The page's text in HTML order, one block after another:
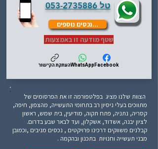
טל 053-2735886
...נכסים נוספים
שטף מודעה זו באמצעות
Facebook
WhatsAppהעתקת הקישור
הצוות שלנו מציג בפלטפורמה זו את הפרסומים של
מתווכים בעלי ניסיון רב בתחומי התעשייה, מהצפון, חיפה,
קסריה, נתניה, פתח תקוה, מודיעין, בית שמש, ראשון
לציון יבנה, אשדוד, אשקלון, ועד לבאר שבע בדרום.
קבלנים משווקים דרכינו פרויקטים , נכסים מניבים ,וכמובן
מבני תעשייה וחנויות בתכנון ובהקמה .